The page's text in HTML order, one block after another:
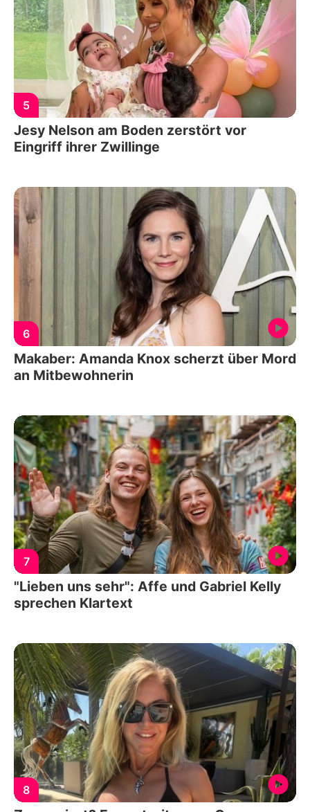
5
Jesy Nelson am Boden zerstört vor
Eingriff ihrer Zwillinge
6
Makaber: Amanda Knox scherzt über Mord
an Mitbewohnerin
7
"Lieben uns sehr": Affe und Gabriel Kelly
sprechen Klartext
8